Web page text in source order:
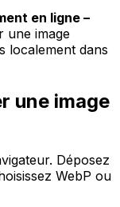
en ligne –
une image
localement dans
une image
Déposez
WebP ou